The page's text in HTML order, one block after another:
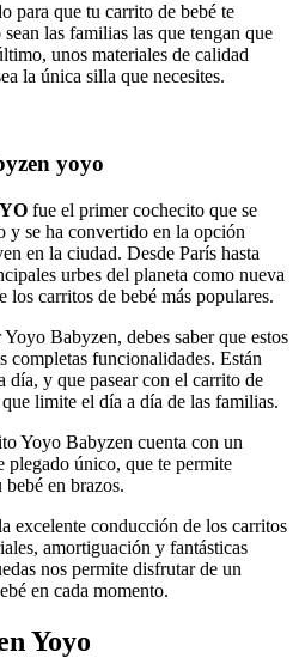
para que tu carrito de bebé te
las familias las que tengan que
unos materiales de calidad
la única silla que necesites.
yoyo
fue el primer cochecito que se
y se ha convertido en la opción
en la ciudad. Desde París hasta
urbes del planeta como nueva
carritos de bebé más populares.
Babyzen, debes saber que estos
completas funcionalidades. Están
día, y que pasear con el carrito de
limite el día a día de las familias.
Yoyo Babyzen cuenta con un
plegado único, que te permite
en brazos.
excelente conducción de los carritos
amortiguación y fantásticas
nos permite disfrutar de un
en cada momento.
Yoyo